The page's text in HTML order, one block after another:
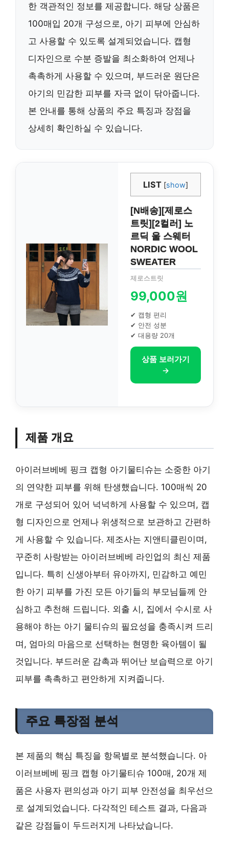
한 객관적인 정보를 제공합니다. 해당 상품은
100매입 20개 구성으로, 아기 피부에 안심하
고 사용할 수 있도록 설계되었습니다. 캡형
디자인으로 수분 증발을 최소화하여 언제나
촉촉하게 사용할 수 있으며, 부드러운 원단은
아기의 민감한 피부를 자극 없이 닦아줍니다.
본 안내를 통해 상품의 주요 특징과 장점을
상세히 확인하실 수 있습니다.
LIST [show]
[N배송][제로스
트릿][2컬러] 노
르딕 울 스웨터
NORDIC WOOL
SWEATER
제로스트릿
99,000원
✔ 캡형 편리
✔ 안전 성분
✔ 대용량 20개
상품 보러가기
→
제품 개요
아이러브베베 핑크 캡형 아기물티슈는 소중한 아기
의 연약한 피부를 위해 탄생했습니다. 100매씩 20
개로 구성되어 있어 넉넉하게 사용할 수 있으며, 캡
형 디자인으로 언제나 위생적으로 보관하고 간편하
게 사용할 수 있습니다. 제조사는 지앤티클린이며,
꾸준히 사랑받는 아이러브베베 라인업의 최신 제품
입니다. 특히 신생아부터 유아까지, 민감하고 예민
한 아기 피부를 가진 모든 아기들의 부모님들께 안
심하고 추천해 드립니다. 외출 시, 집에서 수시로 사
용해야 하는 아기 물티슈의 필요성을 충족시켜 드리
며, 엄마의 마음으로 선택하는 현명한 육아템이 될
것입니다. 부드러운 감촉과 뛰어난 보습력으로 아기
피부를 촉촉하고 편안하게 지켜줍니다.
주요 특장점 분석
본 제품의 핵심 특징을 항목별로 분석했습니다. 아
이러브베베 핑크 캡형 아기물티슈 100매, 20개 제
품은 사용자 편의성과 아기 피부 안전성을 최우선으
로 설계되었습니다. 다각적인 테스트 결과, 다음과
같은 강점들이 두드러지게 나타났습니다.